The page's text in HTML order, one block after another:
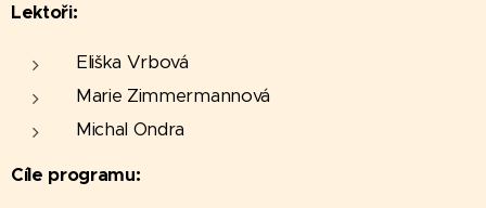
Lektoři:
Eliška Vrbová
Marie Zimmermannová
Michal Ondra
Cíle programu: